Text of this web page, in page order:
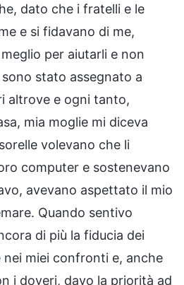
dato che i fratelli e le
e si fidavano di me,
per aiutarli e non
stato assegnato a
altrove e ogni tanto,
mia moglie mi diceva
volevano che li
computer e sostenevano
avevano aspettato il mio
Quando sentivo
di più la fiducia dei
nei miei confronti e, anche
i doveri, davo la priorità ad